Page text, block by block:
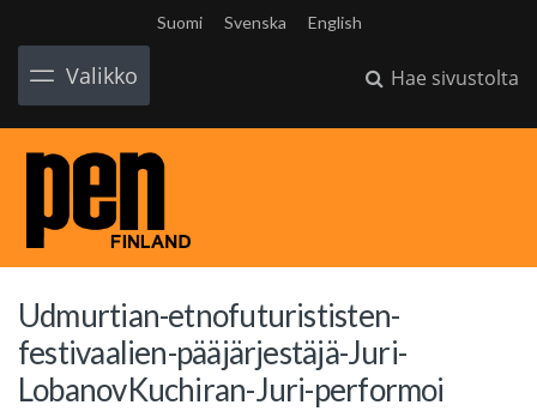
Suomi Svenska English
Valikko Hae sivustolta
Udmurtian-etnofuturististen-
festivaalien-pääjärjestäjä-Juri-
LobanovKuchiran-Juri-performoi